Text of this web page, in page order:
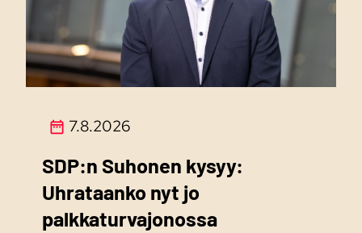
7.8.2026
SDP:n Suhonen kysyy:
Uhrataanko nyt jo
palkkaturvajonossa